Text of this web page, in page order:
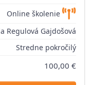
Online školenie
Regulová Gajdošová
Stredne pokročilý
100,00 €